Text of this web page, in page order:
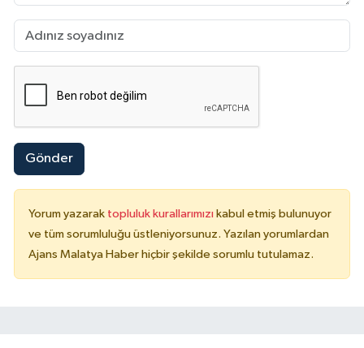
Gönder
Yorum yazarak topluluk kurallarımızı kabul etmiş bulunuyor
ve tüm sorumluluğu üstleniyorsunuz. Yazılan yorumlardan
Ajans Malatya Haber hiçbir şekilde sorumlu tutulamaz.